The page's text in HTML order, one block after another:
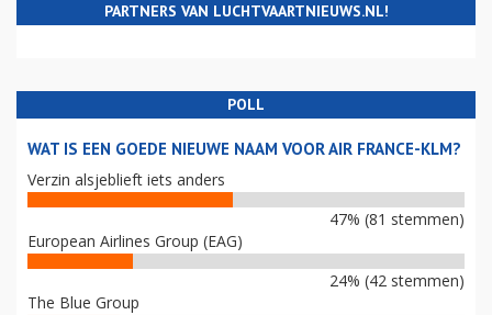
PARTNERS VAN LUCHTVAARTNIEUWS.NL!
POLL
WAT IS EEN GOEDE NIEUWE NAAM VOOR AIR FRANCE-KLM?
Verzin alsjeblieft iets anders
47% (81 stemmen)
European Airlines Group (EAG)
24% (42 stemmen)
The Blue Group